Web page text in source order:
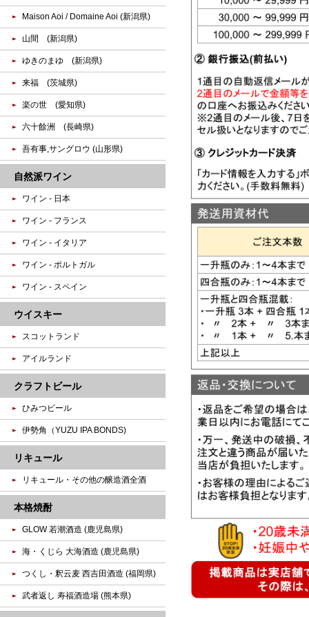
Maison Aoi / Domaine Aoi (新潟県)
山間 (新潟県)
ゆきのまゆ (新潟県)
来福 (茨城県)
楽の世 (愛知県)
六十餘洲 (長崎県)
吾有事,サングロウ (山形県)
自然派ワイン
ワイン - 日本
ワイン - フランス
ワイン - イタリア
ワイン - ポルトガル
ワイン - スペイン
ウイスキー
スコットランド
アイルランド
クラフトビール
ひみつビール
伊勢角（YUZU IPA BONDS)
リキュール
リキュール・その他の醸造酒全酒
本格焼酎
GLOW 若潮酒造 (鹿児島県)
海・くじら 大海酒造 (鹿児島県)
つくし・釈云麦 西吉田酒造 (福岡県)
武者返し 寿福酒造場 (熊本県)